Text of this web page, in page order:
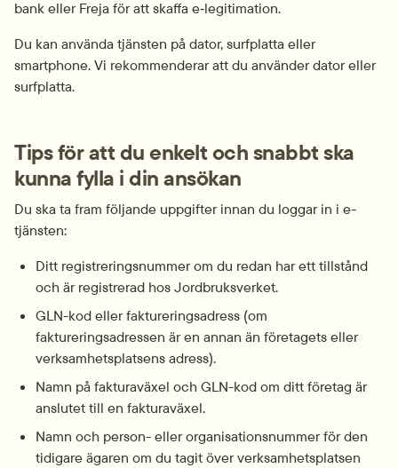
bank eller Freja för att skaffa e‑legitimation.
Du kan använda tjänsten på dator, surfplatta eller
smartphone. Vi rekommenderar att du använder dator eller
surfplatta.
Tips för att du enkelt och snabbt ska
kunna fylla i din ansökan
Du ska ta fram följande uppgifter innan du loggar in i e-
tjänsten:
Ditt registreringsnummer om du redan har ett tillstånd
och är registrerad hos Jordbruksverket.
GLN-kod eller faktureringsadress (om
faktureringsadressen är en annan än företagets eller
verksamhetsplatsens adress).
Namn på fakturaväxel och GLN-kod om ditt företag är
anslutet till en fakturaväxel.
Namn och person- eller organisationsnummer för den
tidigare ägaren om du tagit över verksamhetsplatsen